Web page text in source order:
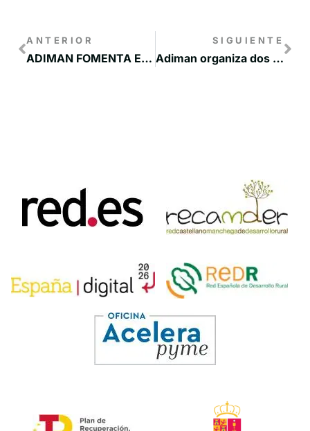
ANTERIOR
ADIMAN FOMENTA EL PROYECTO GIRA MUJERES EN LA MANCHUELA CONQUENSE
SIGUIENTE
Adiman organiza dos seminarios gratuitos online sobre Técnicas de participación y Gestión de Proyectos Europeos